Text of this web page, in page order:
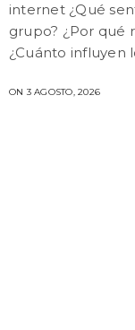
internet ¿Qué
grupo? ¿Por qué
¿Cuánto influyen
ON 3 AGOSTO, 2026